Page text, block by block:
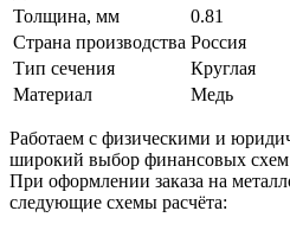
Толщина, мм
0.81
Страна производства Россия
Тип сечения
Круглая
Материал
Медь
Работаем с физическими и
широкий выбор финансовых
При оформлении заказа на
следующие схемы расчёта: